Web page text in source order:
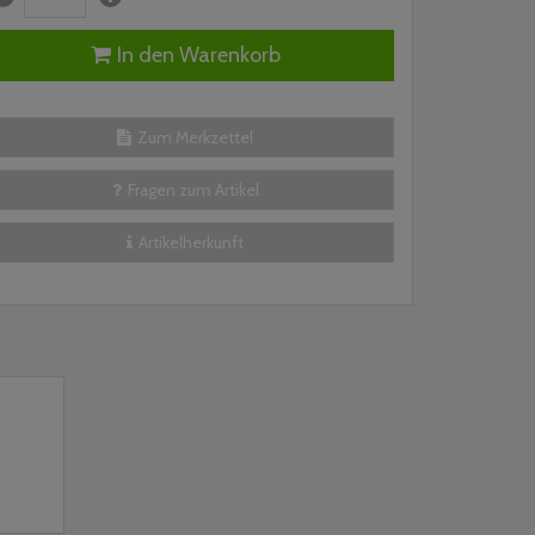
In den Warenkorb
Zum Merkzettel
Fragen zum Artikel
Artikelherkunft